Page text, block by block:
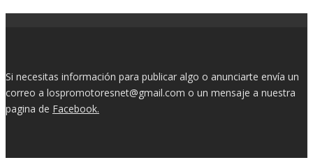
Si necesitas información para publicar algo o anunciarte envía un
correo a lospromotoresnet@gmail.com o un mensaje a nuestra
pagina de Facebook.